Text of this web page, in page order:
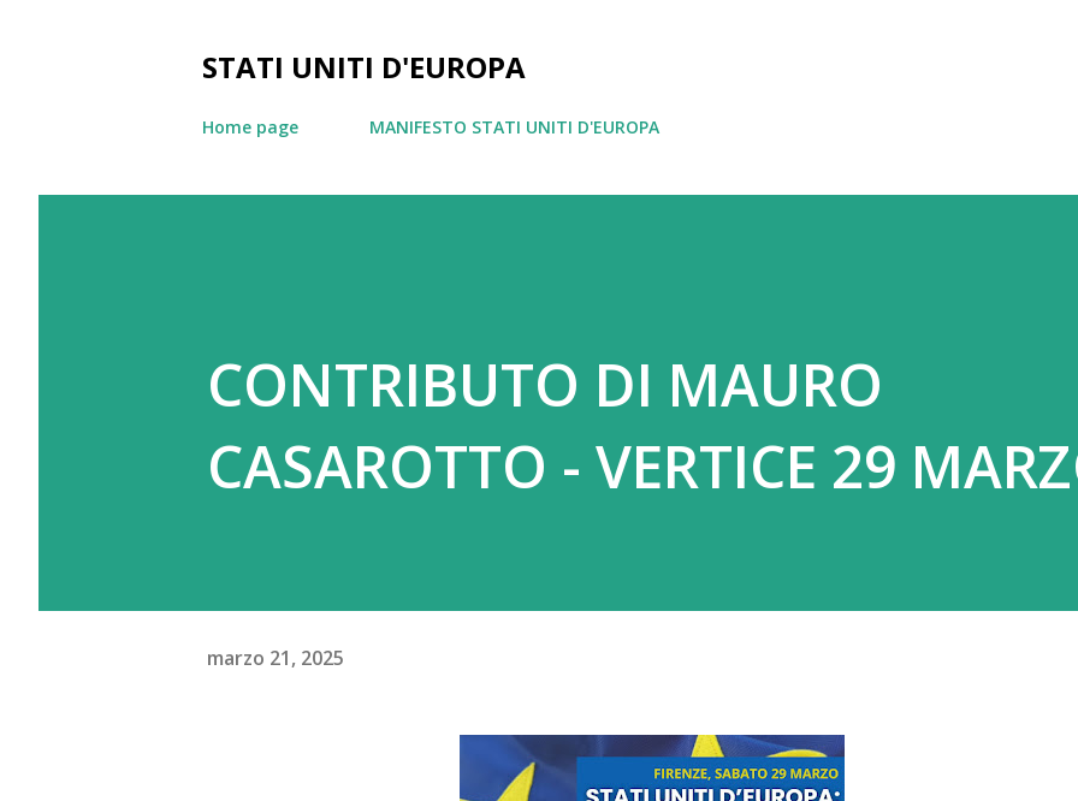
STATI UNITI D'EUROPA
Home page MANIFESTO STATI UNITI D'EUROPA
CONTRIBUTO DI MAURO
CASAROTTO - VERTICE 29
marzo 21, 2025